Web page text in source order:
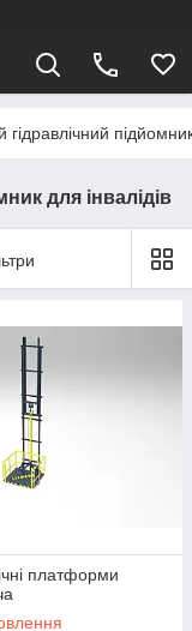
для інвалідів
платформи